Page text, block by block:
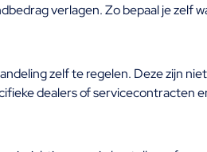
verlagen. Zo bepaal je zelf
zelf te regelen. Deze zijn niet
dealers of servicecontracten